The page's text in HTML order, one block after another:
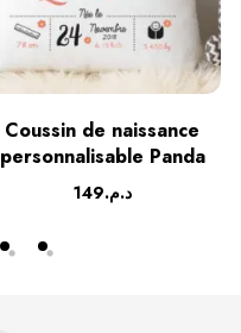
Coussin de naissance
personnalisable Panda
د.م.149